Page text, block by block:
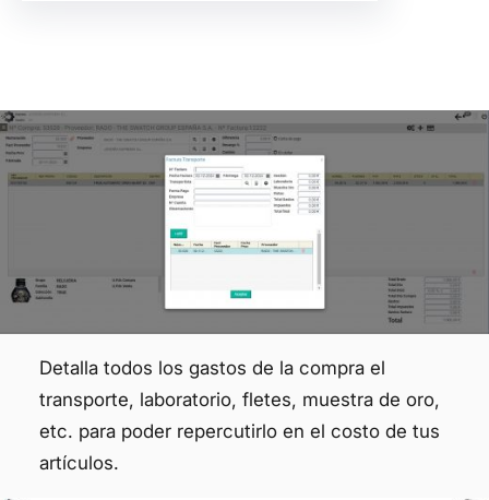
Detalla todos los gastos de la compra el
transporte, laboratorio, fletes, muestra de oro,
etc. para poder repercutirlo en el costo de tus
artículos.